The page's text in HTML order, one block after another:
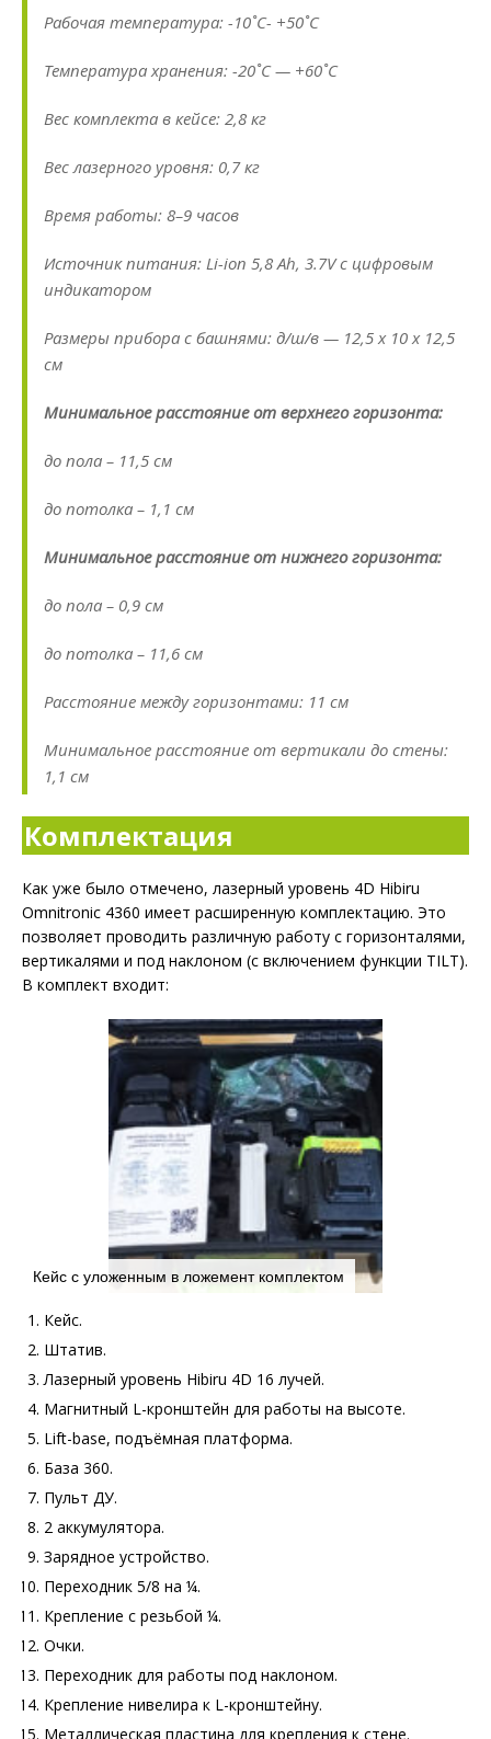
Рабочая температура: -10˚C- +50˚C
Температура хранения: -20˚C — +60˚C
Вес комплекта в кейсе: 2,8 кг
Вес лазерного уровня: 0,7 кг
Время работы: 8–9 часов
Источник питания: Li-ion 5,8 Ah, 3.7V с цифровым
индикатором
Размеры прибора с башнями: д/ш/в — 12,5 х 10 х 12,5
см
Минимальное расстояние от верхнего горизонта:
до пола – 11,5 см
до потолка – 1,1 см
Минимальное расстояние от нижнего горизонта:
до пола – 0,9 см
до потолка – 11,6 см
Расстояние между горизонтами: 11 см
Минимальное расстояние от вертикали до стены:
1,1 см
Комплектация
Как уже было отмечено, лазерный уровень 4D Hibiru
Omnitronic 4360 имеет расширенную комплектацию. Это
позволяет проводить различную работу с горизонталями,
вертикалями и под наклоном (с включением функции TILT).
В комплект входит:
Кейс с уложенным в ложемент комплектом
Кейс.
Штатив.
Лазерный уровень Hibiru 4D 16 лучей.
Магнитный L-кронштейн для работы на высоте.
Lift-base, подъёмная платформа.
База 360.
Пульт ДУ.
2 аккумулятора.
Зарядное устройство.
Переходник 5/8 на ¼.
Крепление с резьбой ¼.
Очки.
Переходник для работы под наклоном.
Крепление нивелира к L-кронштейну.
Металлическая пластина для крепления к стене.